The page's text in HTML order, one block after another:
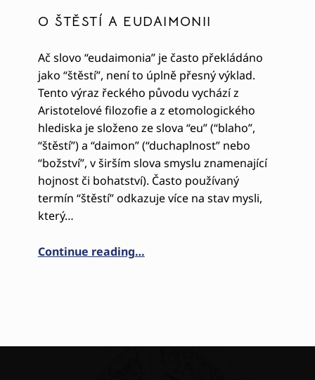
O ŠTĚSTÍ A EUDAIMONII
Ač slovo “eudaimonia” je často překládáno
jako “štěstí”, není to úplně přesný výklad.
Tento výraz řeckého původu vychází z
Aristotelové filozofie a z etomologického
hlediska je složeno ze slova “eu” (“blaho”,
“štěstí”) a “daimon” (“duchaplnost” nebo
“božství”, v širším slova smyslu znamenající
hojnost či bohatství). Často používaný
termín “štěstí” odkazuje více na stav mysli,
který…
Continue reading…